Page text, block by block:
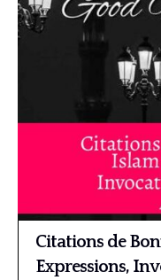
Citations de
Expressions,